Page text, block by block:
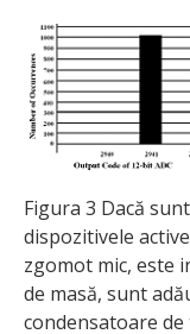
Figura 3 Dacă
dispozitivele
zgomot mic, este
de masă, sunt
condensatoare